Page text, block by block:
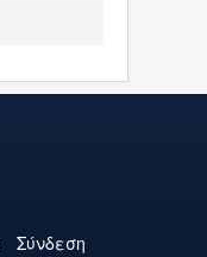
Σύνδεση